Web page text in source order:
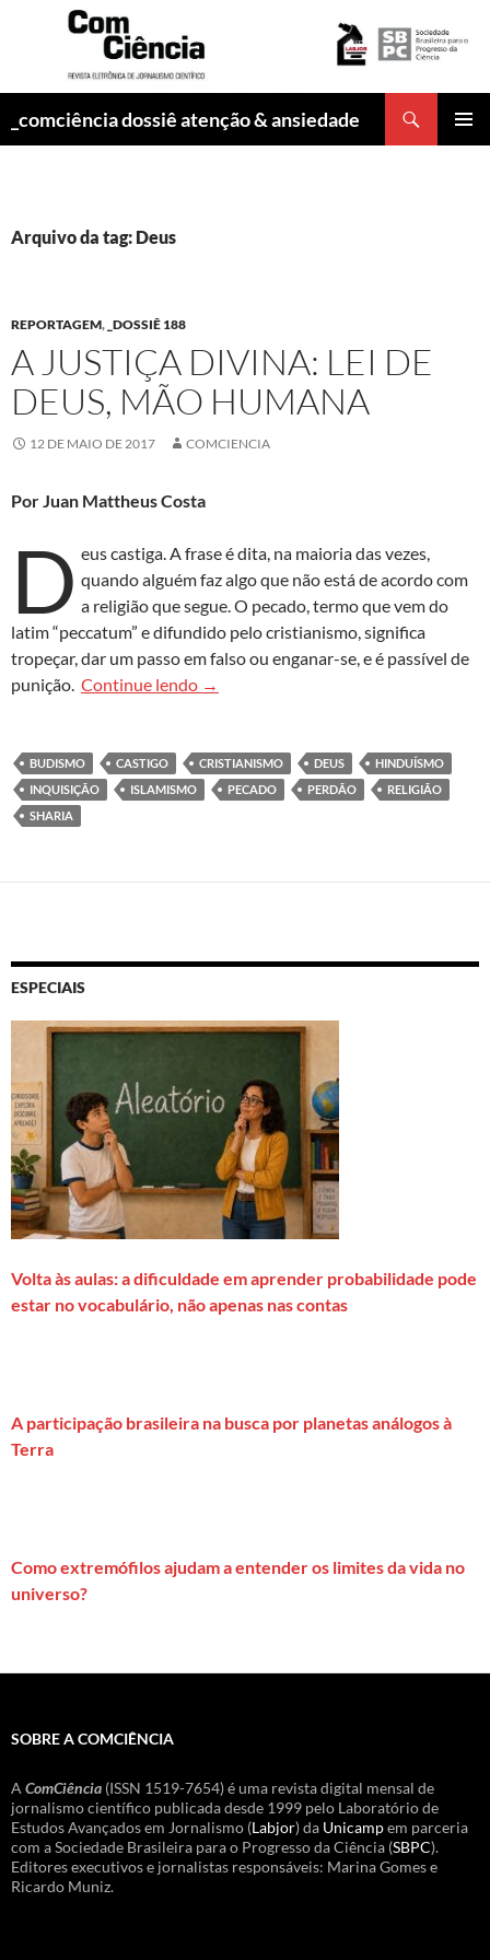
_comciência dossiê atenção & ansiedade
Arquivo da tag: Deus
REPORTAGEM, _DOSSIÊ 188
A JUSTIÇA DIVINA: LEI DE
DEUS, MÃO HUMANA
12 DE MAIO DE 2017 COMCIENCIA
Por Juan Mattheus Costa
D eus castiga. A frase é dita, na maioria das vezes,
quando alguém faz algo que não está de acordo com
a religião que segue. O pecado, termo que vem do
latim “peccatum” e difundido pelo cristianismo, significa
tropeçar, dar um passo em falso ou enganar-se, e é passível de
punição. Continue lendo A justiça divina: lei de Deus, mão
→
BUDISMO CASTIGO CRISTIANISMO DEUS
HINDUÍSMO
INQUISIÇÃO
ISLAMISMO PECADO PERDÃO
RELIGIÃO
SHARIA
ESPECIAIS
Volta às aulas: a dificuldade em aprender probabilidade pode
estar no vocabulário, não apenas nas contas
A participação brasileira na busca por planetas análogos à
Terra
Como extremófilos ajudam a entender os limites da vida no
universo?
SOBRE A COMCIÊNCIA
A ComCiência (ISSN 1519-7654) é uma revista digital mensal de
jornalismo científico publicada desde 1999 pelo Laboratório de
Estudos Avançados em Jornalismo (Labjor) da Unicampem parceria
com a Sociedade Brasileira para o Progresso da Ciência (SBPC).
Editores executivos e jornalistas responsáveis: Marina Gomes e
Ricardo Muniz.